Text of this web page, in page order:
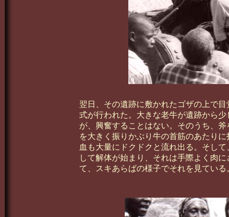
翌日、その遺跡に敷かれたゴザの上で
式が行われた。大きな老牛が遺跡から
が、興奮することはない。そのうち、
を大きく振りかぶり牛の首筋のあたり
血も大量にドクドクと流れ出る。そし
して解体が始まり、それは手際よく肉
て、スキあらばの様子でそれを見ている